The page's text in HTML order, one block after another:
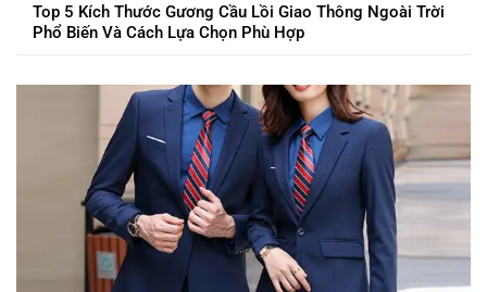
Top 5 Kích Thước Gương Cầu Lồi Giao Thông Ngoài Trời
Phổ Biến Và Cách Lựa Chọn Phù Hợp